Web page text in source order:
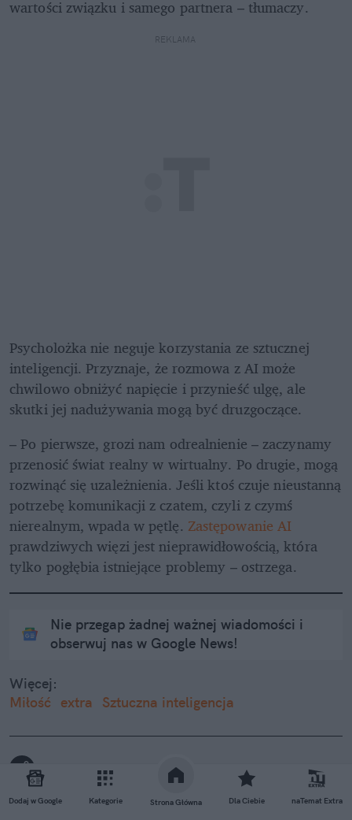
Dodaj w Google Kategorie Strona Główna Dla Ciebie naTemat Extra
wartości związku i samego partnera – tłumaczy.
REKLAMA
Psycholożka nie neguje korzystania ze sztucznej
inteligencji. Przyznaje, że rozmowa z AI może
chwilowo obniżyć napięcie i przynieść ulgę, ale
skutki jej nadużywania mogą być druzgoczące.
– Po pierwsze, grozi nam odrealnienie – zaczynamy
przenosić świat realny w wirtualny. Po drugie, mogą
rozwinąć się uzależnienia. Jeśli ktoś czuje nieustanną
potrzebę komunikacji z czatem, czyli z czymś
nierealnym, wpada w pętlę.
prawdziwych więzi jest nieprawidłowością, która
Nie przegap żadnej ważnej wiadomości i
obserwuj nas w Google News!
Więcej:
Miłość
extra Sztuczna inteligencja